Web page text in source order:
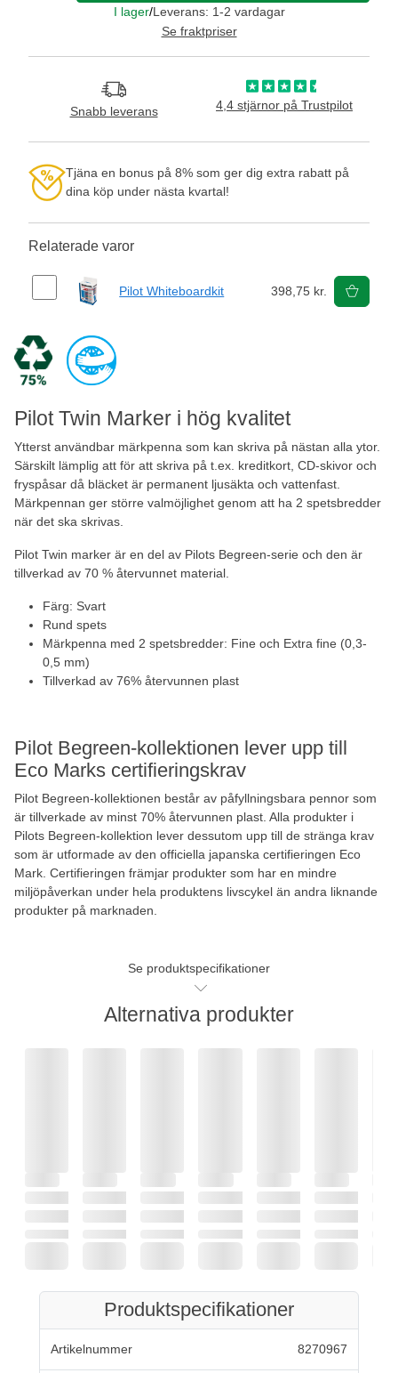
Pilot Twin Marker i hög kvalitet
Ytterst användbar märkpenna som kan skriva på nästan alla ytor.
Särskilt lämplig att för att skriva på t.ex. kreditkort, CD-skivor och
fryspåsar då bläcket är permanent ljusäkta och vattenfast.
Märkpennan ger större valmöjlighet genom att ha 2 spetsbredder
när det ska skrivas.
Pilot Twin marker är en del av Pilots Begreen-serie och den är
tillverkad av 70 % återvunnet material.
Färg: Svart
Rund spets
Märkpenna med 2 spetsbredder: Fine och Extra fine (0,3-
0,5 mm)
Tillverkad av 76% återvunnen plast
Pilot Begreen-kollektionen lever upp till
Eco Marks certifieringskrav
Pilot Begreen-kollektionen består av påfyllningsbara pennor som
är tillverkade av minst 70% återvunnen plast. Alla produkter i
Pilots Begreen-kollektion lever dessutom upp till de stränga krav
som är utformade av den officiella japanska certifieringen Eco
Mark. Certifieringen främjar produkter som har en mindre
miljöpåverkan under hela produktens livscykel än andra liknande
produkter på marknaden.
Se produktspecifikationer
I lager/Leverans: 1-2 vardagar
Se fraktpriser
Snabb leverans 4,4 stjärnor på Trustpilot
Tjäna en bonus på 8% som ger dig extra rabatt på
dina köp under nästa kvartal!
Relaterade varor
Pilot Whiteboardkit 398,75 kr.
Alternativa produkter
Produktspecifikationer
Artikelnummer 8270967